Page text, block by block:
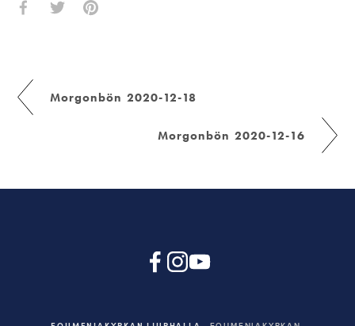
Morgonbön 2020-12-18
Morgonbön 2020-12-16